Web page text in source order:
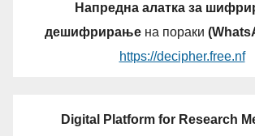
Напредна алатка за
дешифрирањена пораки
https://decipher.free.nf
Digital Platform for Research